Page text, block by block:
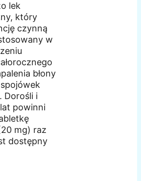
lek
który
czynną
w
błony
Dorośli i
powinni
mg) raz
dostępny